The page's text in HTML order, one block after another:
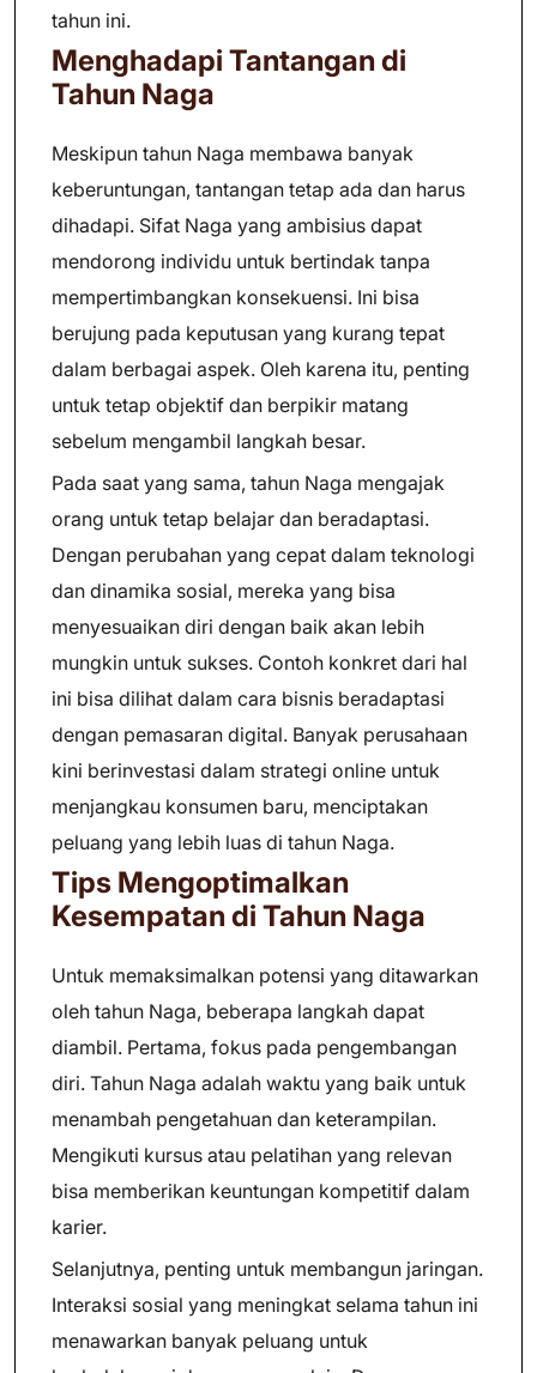
tahun ini.
Menghadapi Tantangan di
Tahun Naga
Meskipun tahun Naga membawa banyak
keberuntungan, tantangan tetap ada dan harus
dihadapi. Sifat Naga yang ambisius dapat
mendorong individu untuk bertindak tanpa
mempertimbangkan konsekuensi. Ini bisa
berujung pada keputusan yang kurang tepat
dalam berbagai aspek. Oleh karena itu, penting
untuk tetap objektif dan berpikir matang
sebelum mengambil langkah besar.
Pada saat yang sama, tahun Naga mengajak
orang untuk tetap belajar dan beradaptasi.
Dengan perubahan yang cepat dalam teknologi
dan dinamika sosial, mereka yang bisa
menyesuaikan diri dengan baik akan lebih
mungkin untuk sukses. Contoh konkret dari hal
ini bisa dilihat dalam cara bisnis beradaptasi
dengan pemasaran digital. Banyak perusahaan
kini berinvestasi dalam strategi online untuk
menjangkau konsumen baru, menciptakan
peluang yang lebih luas di tahun Naga.
Tips Mengoptimalkan
Kesempatan di Tahun Naga
Untuk memaksimalkan potensi yang ditawarkan
oleh tahun Naga, beberapa langkah dapat
diambil. Pertama, fokus pada pengembangan
diri. Tahun Naga adalah waktu yang baik untuk
menambah pengetahuan dan keterampilan.
Mengikuti kursus atau pelatihan yang relevan
bisa memberikan keuntungan kompetitif dalam
karier.
Selanjutnya, penting untuk membangun jaringan.
Interaksi sosial yang meningkat selama tahun ini
menawarkan banyak peluang untuk